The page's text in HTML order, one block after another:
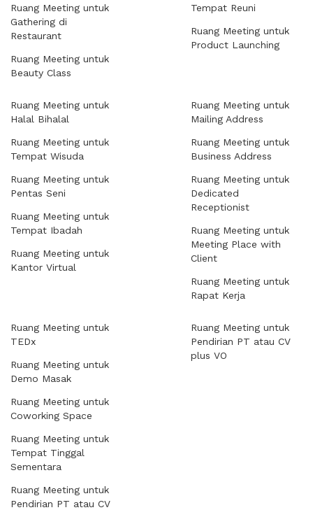
Ruang Meeting untuk
Gathering di
Restaurant
Ruang Meeting untuk
Beauty Class
Tempat Reuni
Ruang Meeting untuk
Product Launching
Ruang Meeting untuk
Halal Bihalal
Ruang Meeting untuk
Tempat Wisuda
Ruang Meeting untuk
Pentas Seni
Ruang Meeting untuk
Tempat Ibadah
Ruang Meeting untuk
Kantor Virtual
Ruang Meeting untuk
Mailing Address
Ruang Meeting untuk
Business Address
Ruang Meeting untuk
Dedicated
Receptionist
Ruang Meeting untuk
Meeting Place with
Client
Ruang Meeting untuk
Rapat Kerja
Ruang Meeting untuk
TEDx
Ruang Meeting untuk
Demo Masak
Ruang Meeting untuk
Coworking Space
Ruang Meeting untuk
Tempat Tinggal
Sementara
Ruang Meeting untuk
Pendirian PT atau CV
Ruang Meeting untuk
Pendirian PT atau CV
plus VO